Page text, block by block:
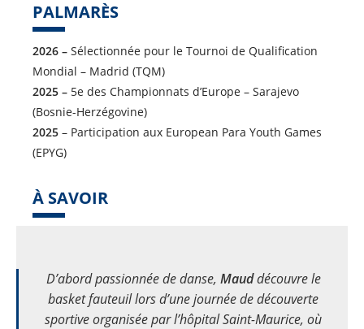
PALMARÈS
2026 – Sélectionnée pour le Tournoi de Qualification
Mondial – Madrid (TQM)
2025 – 5e des Championnats d’Europe – Sarajevo
(Bosnie-Herzégovine)
2025 – Participation aux European Para Youth Games
(EPYG)
À SAVOIR
D’abord passionnée de danse, Mauddécouvre le
basket fauteuil lors d’une journée de découverte
sportive organisée par l’hôpital Saint-Maurice, où